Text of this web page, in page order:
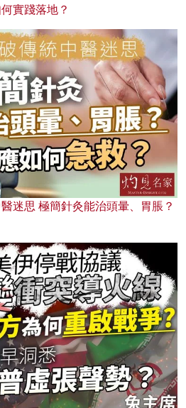
實踐落地？
迷思 極簡針灸能治頭暈、胃脹？